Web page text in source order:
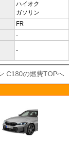
ハイオク
ガソリン
FR
-
-
C180の燃費TOPへ